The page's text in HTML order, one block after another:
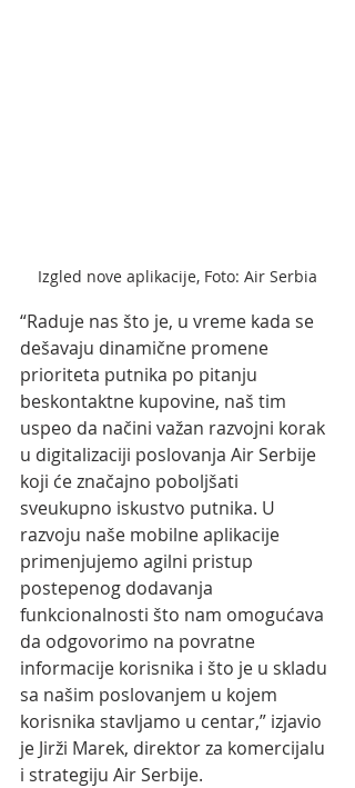
Izgled nove aplikacije, Foto: Air Serbia
“Raduje nas što je, u vreme kada se
dešavaju dinamične promene
prioriteta putnika po pitanju
beskontaktne kupovine, naš tim
uspeo da načini važan razvojni korak
u digitalizaciji poslovanja Air Serbije
koji će značajno poboljšati
sveukupno iskustvo putnika. U
razvoju naše mobilne aplikacije
primenjujemo agilni pristup
postepenog dodavanja
funkcionalnosti što nam omogućava
da odgovorimo na povratne
informacije korisnika i što je u skladu
sa našim poslovanjem u kojem
korisnika stavljamo u centar,” izjavio
je Jirži Marek, direktor za komercijalu
i strategiju Air Serbije.